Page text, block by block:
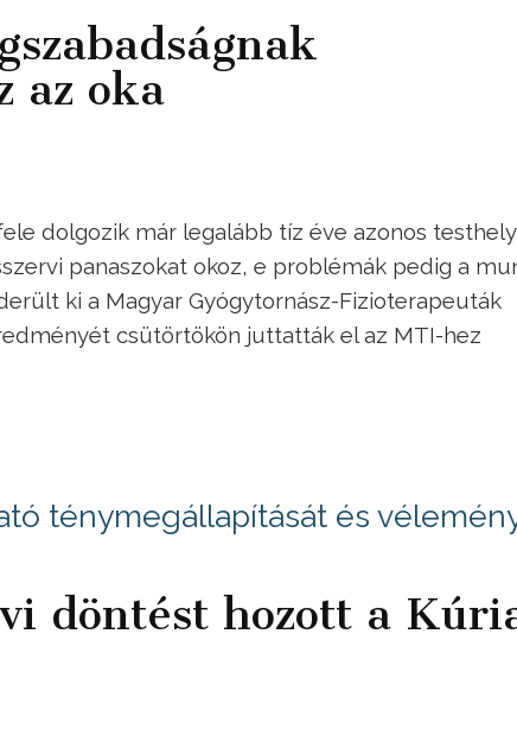
az oka
dolgozik már legalább tíz éve azonos
panaszokat okoz, e problémák pedig a
ki a Magyar Gyógytornász-Fizioterapeuták
csütörtökön juttatták el az MTI-hez
ténymegállapítását és
döntést hozott a